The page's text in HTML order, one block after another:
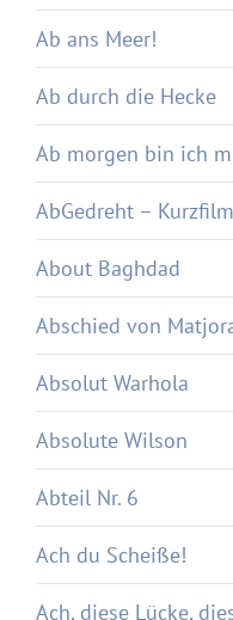
Ab ans Meer!
Ab durch die Hecke
Ab morgen bin ich
AbGedreht –
About Baghdad
Abschied von
Absolut Warhola
Absolute Wilson
Abteil Nr. 6
Ach du Scheiße!
Ach, diese Lücke,